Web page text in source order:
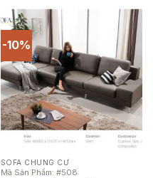
-10%
SOFA CHUNG CƯ
Mã Sản Phẩm: #508